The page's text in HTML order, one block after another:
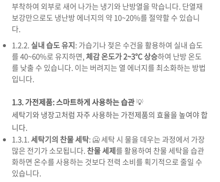
부착하여 외부로 새어 나가는 냉기와 난방열을 막습니다. 단열재
보강만으로도 냉난방 에너지의 약 10~20%를 절약할 수 있습니
다.
1.2.2. 실내 습도 유지: 가습기나 젖은 수건을 활용하여 실내 습도
를 40~60%로 유지하면,체감 온도가 2~3℃ 상승하여 난방 온도
를 낮출 수 있습니다. 이는 버려지는 열 에너지를 최소화하는 방법
입니다.
1.3. 가전제품: 스마트하게 사용하는 습관💡
세탁기와 냉장고처럼 자주 사용하는 가전제품의 효율을 높여야 합
니다.
1.3.1.세탁기의 찬물 세탁: 🥶 세탁 시 물을 데우는 과정에서 가장
많은 전기가 소모됩니다. 찬물 세제를 활용하여 찬물 세탁을 습관
화하면 온수를 사용하는 것보다 전력 소비를 획기적으로 줄일 수
있습니다.